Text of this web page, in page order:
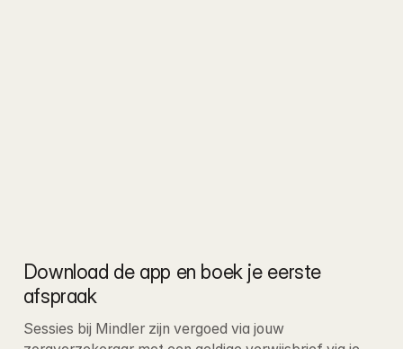
Download de app en boek je eerste
afspraak
Sessies bij Mindler zijn vergoed via jouw